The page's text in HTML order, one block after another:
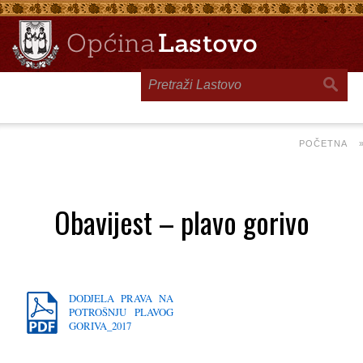
POČETNA
Obavijest – plavo gorivo
DODJELA PRAVA NA
POTROŠNJU PLAVOG
GORIVA_2017